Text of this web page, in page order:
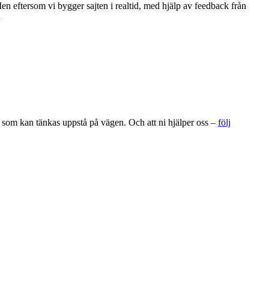
eftersom vi bygger sajten i realtid, med hjälp av feedback från
kan tänkas uppstå på vägen. Och att ni hjälper oss – följ